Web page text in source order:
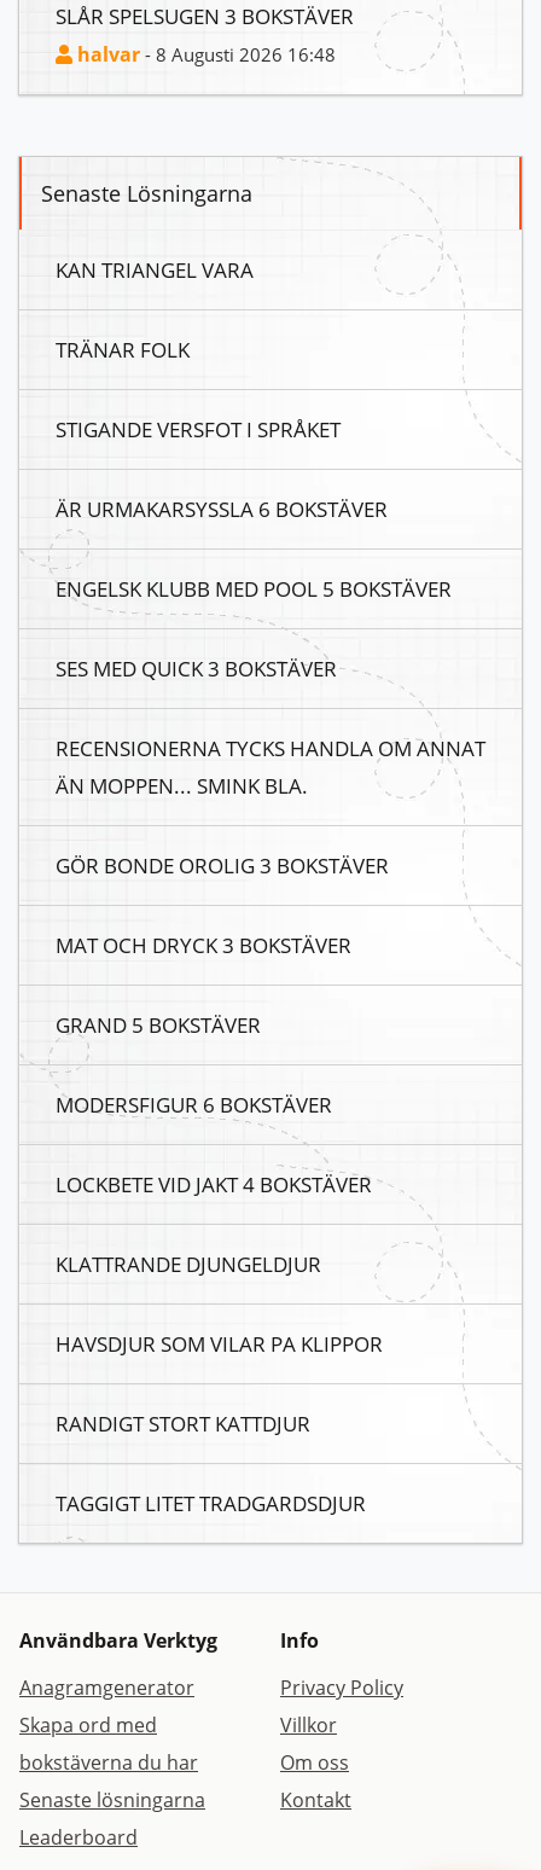
SLÅR SPELSUGEN 3 BOKSTÄVER
halvar - 8 Augusti 2026 16:48
Senaste Lösningarna
KAN TRIANGEL VARA
TRÄNAR FOLK
STIGANDE VERSFOT I SPRÅKET
ÄR URMAKARSYSSLA 6 BOKSTÄVER
ENGELSK KLUBB MED POOL 5 BOKSTÄVER
SES MED QUICK 3 BOKSTÄVER
RECENSIONERNA TYCKS HANDLA OM ANNAT
ÄN MOPPEN... SMINK BLA.
GÖR BONDE OROLIG 3 BOKSTÄVER
MAT OCH DRYCK 3 BOKSTÄVER
GRAND 5 BOKSTÄVER
MODERSFIGUR 6 BOKSTÄVER
LOCKBETE VID JAKT 4 BOKSTÄVER
KLATTRANDE DJUNGELDJUR
HAVSDJUR SOM VILAR PA KLIPPOR
RANDIGT STORT KATTDJUR
TAGGIGT LITET TRADGARDSDJUR
Användbara Verktyg
Anagramgenerator
Skapa ord med
bokstäverna du har
Senaste lösningarna
Leaderboard
Info
Privacy Policy
Villkor
Om oss
Kontakt